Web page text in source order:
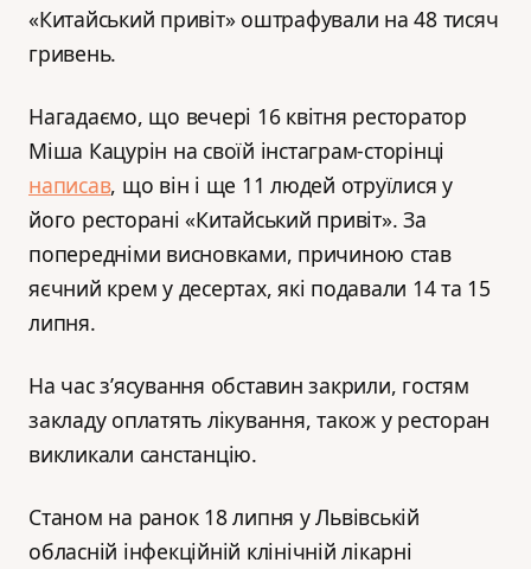
«Китайський привіт» оштрафували на 48 тисяч
гривень.
Нагадаємо, що вечері 16 квітня ресторатор
Міша Кацурін на своїй інстаграм-сторінці
написав, що він і ще 11 людей отруїлися у
його ресторані «Китайський привіт». За
попередніми висновками, причиною став
яєчний крем у десертах, які подавали 14 та 15
липня.
На час з’ясування обставин закрили, гостям
закладу оплатять лікування, також у ресторан
викликали санстанцію.
Станом на ранок 18 липня у Львівській
обласній інфекційній клінічній лікарні